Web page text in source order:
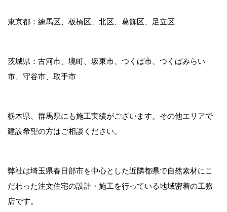
東京都：練馬区、板橋区、北区、葛飾区、足立区
茨城県：古河市、境町、坂東市、つくば市、つくばみらい
市、守谷市、取手市
栃木県、群馬県にも施工実績がございます。その他エリアで
建設希望の方はご相談ください。
弊社は埼玉県春日部市を中心とした近隣都県で自然素材にこ
だわった注文住宅の設計・施工を行っている地域密着の工務
店です。